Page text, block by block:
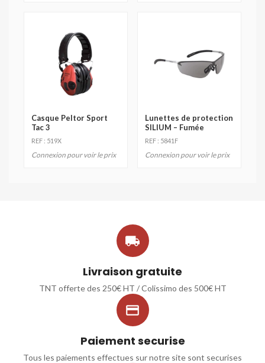
Casque Peltor Sport
Tac 3
REF : 519X
Connexion pour voir le prix
Lunettes de protection
SILIUM – Fumée
REF : 5841F
Connexion pour voir le prix

Livraison gratuite
TNT offerte des 250€ HT / Colissimo des 500€ HT

Paiement securise
Tous les paiements effectues sur notre site sont securises